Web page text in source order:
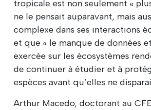
tropicale est non seulement «
ne le pensait auparavant, mais
complexe dans ses interactions
et que « le manque de données
exercée sur les écosystèmes
de continuer à étudier et à
espèces avant qu’elles ne
Arthur Macedo, doctorant au